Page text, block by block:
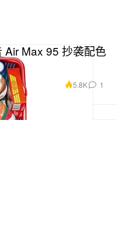
Air Max 95 抄袭配色
5.8K 1